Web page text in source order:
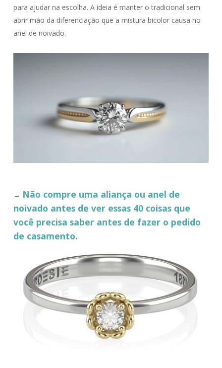
para ajudar na escolha. A ideia é manter o tradicional sem
abrir mão da diferenciação que a mistura bicolor causa no
anel de noivado.
→ Não compre uma aliança ou anel de
noivado antes de ver essas 40 coisas que
você precisa saber antes de fazer o pedido
de casamento.